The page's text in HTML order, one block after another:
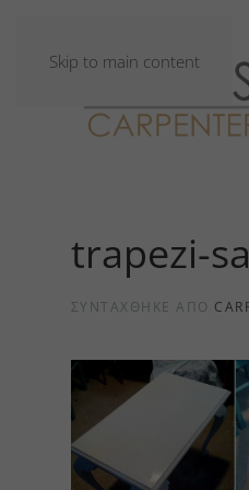
Skip to main content
trapezi-
ΣΥΝΤΆΧΘΗΚΕ ΑΠΌ